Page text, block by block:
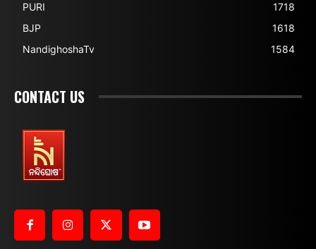
PURI
1718
BJP
1618
NandighoshaTv
1584
CONTACT US